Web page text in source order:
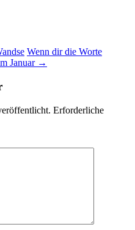
Wenn dir die Worte
Januar →
Erforderliche